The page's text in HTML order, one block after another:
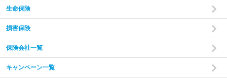
生命保険
損害保険
保険会社一覧
キャンペーン一覧